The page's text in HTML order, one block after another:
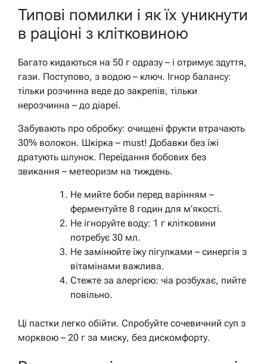
Типові помилки і як їх уникнути
в раціоні з клітковиною
Багато кидаються на 50 г одразу – і отримує здуття,
гази. Поступово, з водою – ключ. Ігнор балансу:
тільки розчинна веде до закрепів, тільки
нерозчинна – до діареї.
Забувають про обробку: очищені фрукти втрачають
30% волокон. Шкірка – must! Добавки без їжі
дратують шлунок. Переїдання бобових без
звикання – метеоризм на тиждень.
Не мийте боби перед варінням –
ферментуйте 8 годин для м’якості.
Не ігноруйте воду: 1 г клітковини
потребує 30 мл.
Не замінюйте їжу пігулками – синергія з
вітамінами важлива.
Стежте за алергією: чіа розбухає, пийте
повільно.
Ці пастки легко обійти. Спробуйте сочевичний суп з
морквою – 20 г за миску, без дискомфорту.